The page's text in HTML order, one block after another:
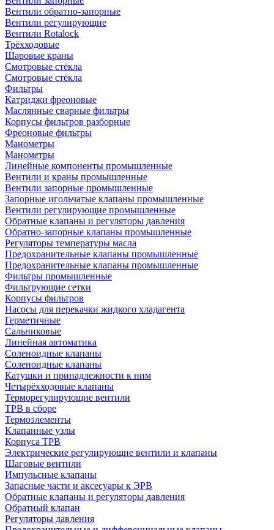
Вентили обратно-запорные
Вентили регулирующие
Вентили Rotalock
Трёхходовые
Шаровые краны
Смотровые стёкла
Смотровые стёкла
Фильтры
Катриджи фреоновые
Маслянные сварные фильтры
Корпусы фильтров разборные
Фреоновые фильтры
Манометры
Манометры
Линейные компоненты промышленные
Вентили и краны промышленные
Вентили запорные промышленные
Запорные игольчатые клапаны промышленные
Вентили регулирующие промышленные
Обратные клапаны и регуляторы давления
Обратно-запорные клапаны промышленные
Регуляторы температуры масла
Предохранительные клапаны промышленные
Предохранительные клапаны промышленные
Фильтры промышленные
Фильтрующие сетки
Корпусы фильтров
Насосы для перекачки жидкого хладагента
Герметичные
Сальниковые
Линейная автоматика
Соленоидные клапаны
Соленоидные клапаны
Катушки и принадлежности к ним
Четырёхходовые клапаны
Терморегулирующие вентили
ТРВ в сборе
Термоэлементы
Клапанные узлы
Корпуса ТРВ
Электрические регулирующие вентили и клапаны
Шаговые вентили
Импульсные клапаны
Запасные части и аксесуары к ЭРВ
Обратные клапаны и регуляторы давления
Обратный клапан
Регуляторы давления